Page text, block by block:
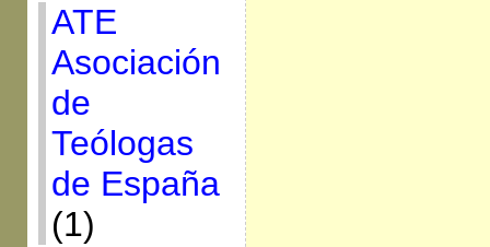
ATE
Asociación
de
Teólogas
de España
(1)